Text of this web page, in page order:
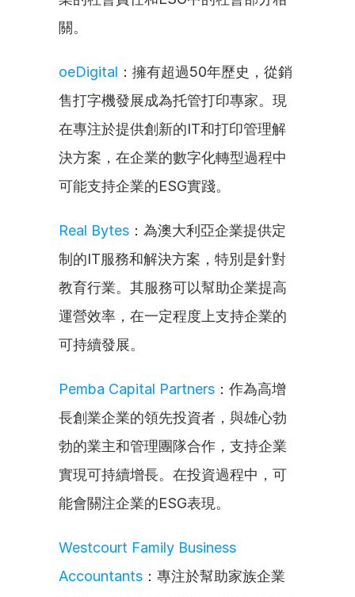
關。
oeDigital ：擁有超過50年歷史，從銷
售打字機發展成為托管打印專家。現
在專注於提供創新的IT和打印管理解
決方案，在企業的數字化轉型過程中
可能支持企業的ESG實踐。
Real Bytes ：為澳大利亞企業提供定
制的IT服務和解決方案，特別是針對
教育行業。其服務可以幫助企業提高
運營效率，在一定程度上支持企業的
可持續發展。
Pemba Capital Partners ：作為高增
長創業企業的領先投資者，與雄心勃
勃的業主和管理團隊合作，支持企業
實現可持續增長。在投資過程中，可
能會關注企業的ESG表現。
Westcourt Family Business
Accountants ：專注於幫助家族企業